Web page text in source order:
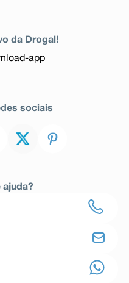
da Drogal!
sociais
ajuda?